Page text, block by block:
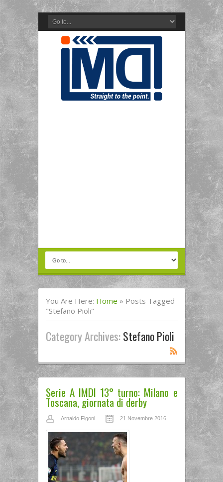
You Are Here: Home » Posts Tagged
"Stefano Pioli"
Category Archives:Stefano Pioli
Serie A IMDI 13° turno: Milano e
Toscana, giornata di derby
Arnaldo Figoni 21 Novembre 2016